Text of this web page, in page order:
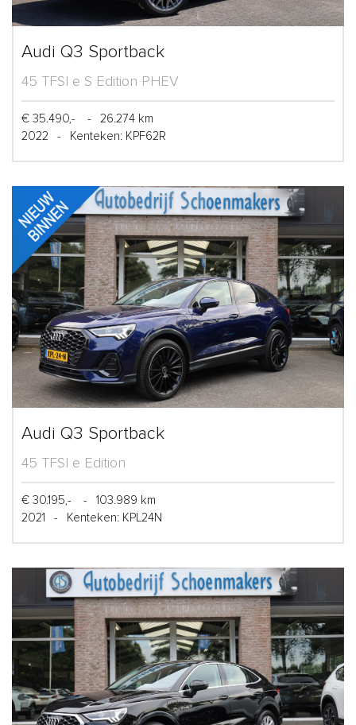
Audi Q3 Sportback
45 TFSI e S Edition PHEV
€ 35.490,- -
26.274 km
2022
- Kenteken: KPF62R
Audi Q3 Sportback
45 TFSI e Edition
€ 30.195,- -
103.989 km
2021
- Kenteken: KPL24N